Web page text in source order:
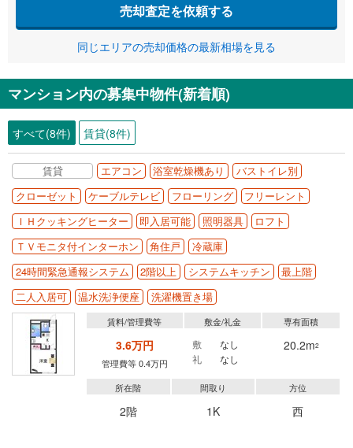
売却査定を依頼する
同じエリアの売却価格の最新相場を見る
マンション内の募集中物件(新着順)
すべて(8件) 賃貸(8件)
賃貸 エアコン 浴室乾燥機あり
バストイレ別
クローゼット
ケーブルテレビ フローリング
フリーレント
ＩＨクッキングヒーター
即入居可能 照明器具
ロフト
ＴＶモニタ付インターホン
角住戸
冷蔵庫
24時間緊急通報システム
2階以上 システムキッチン
最上階
二人入居可
温水洗浄便座 洗濯機置き場
賃料/管理費等
3.6万円
管理費等 0.4万円
敷金/礼金
敷
なし
礼
なし
専有面積
20.2m2
所在階
2階
間取り
1K
方位
西